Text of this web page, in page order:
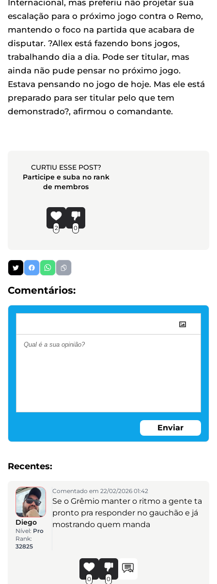
Internacional, mas preferiu não projetar sua
escalação para o próximo jogo contra o Remo,
mantendo o foco na partida que acabara de
disputar. ?Allex está fazendo bons jogos,
trabalhando dia a dia. Pode ser titular, mas
ainda não pude pensar no próximo jogo.
Estava pensando no jogo de hoje. Mas ele está
preparado para ser titular pelo que tem
demonstrado?, afirmou o comandante.
CURTIU ESSE POST?
Participe e suba no rank
de membros
2 0
Comentários:
Enviar
Recentes:
Diego
Nível: Pro
Rank:
32825
Comentado em 22/02/2026 01:42
Se o Grêmio manter o ritmo a gente ta
pronto pra responder no gauchão e já
mostrando quem manda
0 0